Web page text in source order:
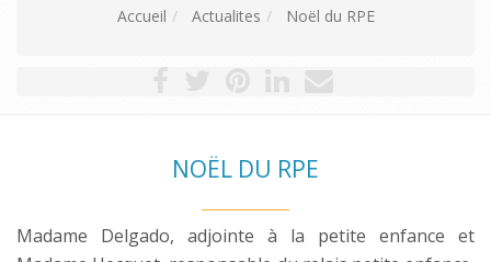
Accueil Actualites Noël du RPE
NOËL DU RPE
Madame Delgado, adjointe à la petite enfance et